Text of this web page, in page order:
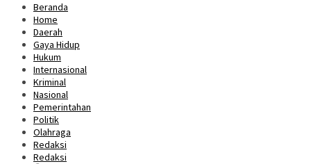
Beranda
Home
Daerah
Gaya Hidup
Hukum
Internasional
Kriminal
Nasional
Pemerintahan
Politik
Olahraga
Redaksi
Redaksi